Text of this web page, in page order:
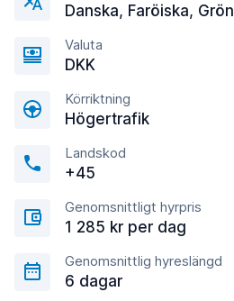
Danska, Faröiska,
Valuta
DKK
Körriktning
Högertrafik
Landskod
+45
Genomsnittligt hyrpris
1 285 kr per dag
Genomsnittlig hyreslängd
6 dagar